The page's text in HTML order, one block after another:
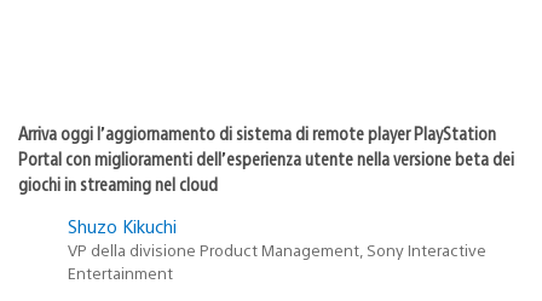
Arriva oggi l’aggiornamento di sistema di remote player PlayStation
Portal con miglioramenti dell’esperienza utente nella versione beta dei
giochi in streaming nel cloud
Shuzo Kikuchi
VP della divisione Product Management, Sony Interactive
Entertainment